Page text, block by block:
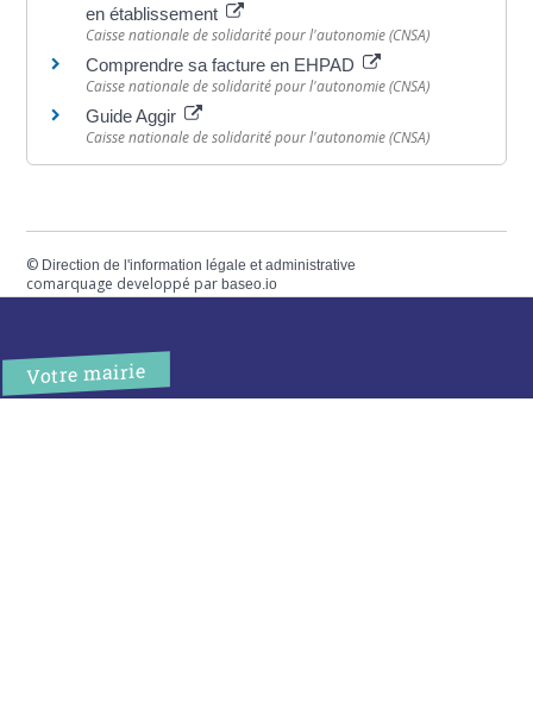
en établissement
Caisse nationale de solidarité pour l'autonomie (CNSA)
Comprendre sa facture en EHPAD
Caisse nationale de solidarité pour l'autonomie (CNSA)
Guide Aggir
Caisse nationale de solidarité pour l'autonomie (CNSA)
© Direction de l'information légale et administrative
comarquage developpé parbaseo.io
Votre mairie